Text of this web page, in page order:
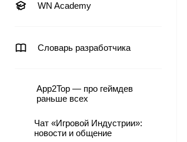
WN Academy
Словарь разработчика
App2Top — про геймдев
раньше всех
Чат «Игровой Индустрии»:
новости и общение